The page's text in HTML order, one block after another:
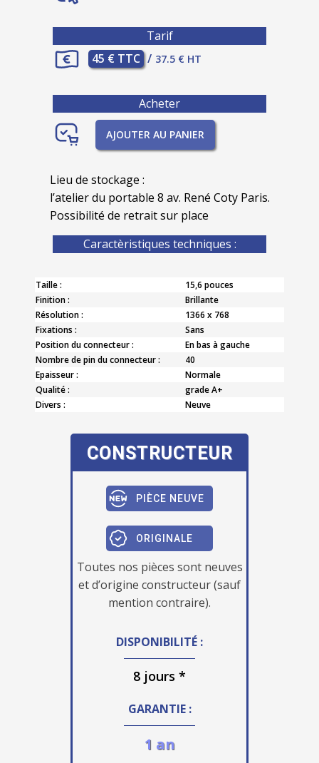
Tarif
45 € TTC / 37.5 € HT
Acheter
AJOUTER AU PANIER
Lieu de stockage :
l’atelier du portable 8 av. René Coty Paris.
Possibilité de retrait sur place
Caractèristiques techniques :
Taille :
15,6 pouces
Finition :
Brillante
Résolution :
1366 x 768
Fixations :
Sans
Position du connecteur :
En bas à gauche
Nombre de pin du connecteur :
40
Epaisseur :
Normale
Qualité :
grade A+
Divers :
Neuve
CONSTRUCTEUR
PIÈCE NEUVE
ORIGINALE
Toutes nos pièces sont neuves
et d’origine constructeur (sauf
mention contraire).
DISPONIBILITÉ :
8 jours *
GARANTIE :
1 an